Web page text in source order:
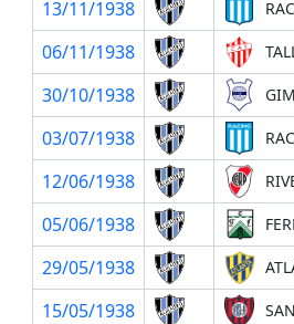
13/11/1938
06/11/1938
30/10/1938
03/07/1938
12/06/1938
05/06/1938
29/05/1938
15/05/1938